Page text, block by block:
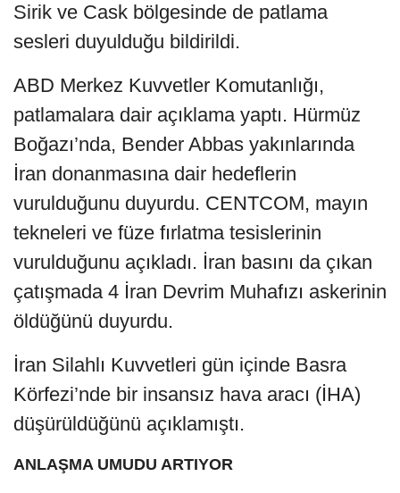
Sirik ve Cask bölgesinde de patlama
sesleri duyulduğu bildirildi.
ABD Merkez Kuvvetler Komutanlığı,
patlamalara dair açıklama yaptı. Hürmüz
Boğazı’nda, Bender Abbas yakınlarında
İran donanmasına dair hedeflerin
vurulduğunu duyurdu. CENTCOM, mayın
tekneleri ve füze fırlatma tesislerinin
vurulduğunu açıkladı. İran basını da çıkan
çatışmada 4 İran Devrim Muhafızı askerinin
öldüğünü duyurdu.
İran Silahlı Kuvvetleri gün içinde Basra
Körfezi’nde bir insansız hava aracı (İHA)
düşürüldüğünü açıklamıştı.
ANLAŞMA UMUDU ARTIYOR